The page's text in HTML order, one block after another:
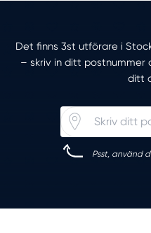
Det finns 3st utförare i
– skriv in ditt
ditt
Psst, använd